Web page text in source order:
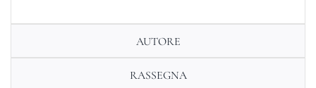
AUTORE
RASSEGNA